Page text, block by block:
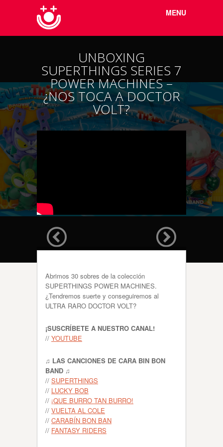
content
MENU
UNBOXING
SUPERTHINGS SERIES 7
POWER MACHINES –
¿NOS TOCA A DOCTOR
VOLT?
Abrimos 30 sobres de la colección
SUPERTHINGS POWER MACHINES.
¿Tendremos suerte y conseguiremos al
ULTRA RARO DOCTOR VOLT?
¡SUSCRÍBETE A NUESTRO CANAL!
// YOUTUBE
♫ LAS CANCIONES DE CARA BIN BON
BAND ♫
// SUPERTHINGS
// LUCKY BOB
// ¡QUE BURRO TAN BURRO!
// VUELTA AL COLE
// CARABÍN BON BAN
// FANTASY RIDERS